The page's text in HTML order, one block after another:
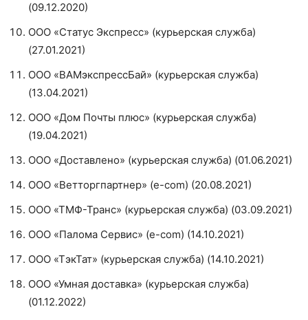
(09.12.2020)
ООО «Статус Экспресс» (курьерская служба)
(27.01.2021)
ООО «ВАМэкспрессБай» (курьерская служба)
(13.04.2021)
ООО «Дом Почты плюс» (курьерская служба)
(19.04.2021)
ООО «Доставлено» (курьерская служба) (01.06.2021)
ООО «Ветторгпартнер» (e-com) (20.08.2021)
ООО «ТМФ-Транс» (курьерская служба) (03.09.2021)
ООО «Палома Сервис» (e-com) (14.10.2021)
ООО «ТэкТат» (курьерская служба) (14.10.2021)
ООО «Умная доставка» (курьерская служба)
(01.12.2022)